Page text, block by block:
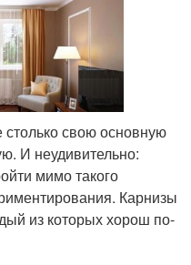
столько свою основную
И неудивительно:
мимо такого
Карнизы
из которых хорош по-